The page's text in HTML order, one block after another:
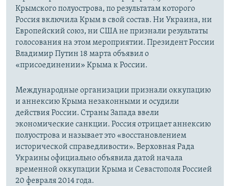
Крымского полуострова, по результатам которого
Россия включила Крым в свой состав. Ни Украина, ни
Европейский союз, ни США не признали результаты
голосования на этом мероприятии. Президент России
Владимир Путин 18 марта объявил о
«присоединении» Крыма к России.
Международные организации признали оккупацию
и аннексию Крыма незаконными и осудили
действия России. Страны Запада ввели
экономические санкции. Россия отрицает аннексию
полуострова и называет это «восстановлением
исторической справедливости». Верховная Рада
Украины официально объявила датой начала
временной оккупации Крыма и Севастополя Россией
20 февраля 2014 года.